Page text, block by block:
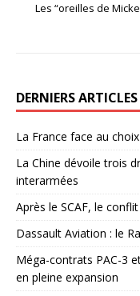
Les “oreilles de
DERNIERS ARTICLES
La France face au
La Chine dévoile trois
interarmées
Après le SCAF, le
Dassault Aviation : le
Méga-contrats PAC-3
en pleine expansion